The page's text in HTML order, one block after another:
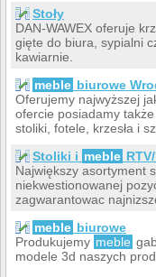
Stoły
DAN-WAWEX oferuje
gięte do biura, sypialni
kawiarnie.
meble biurowe
Oferujemy najwyższej
ofercie posiadamy
stoliki, fotele, krzesła i
Stoliki i meble
Największy asortyment
niekwestionowanej
zagwarantowac
meble biurowe
Produkujemy meble
modele 3d naszych